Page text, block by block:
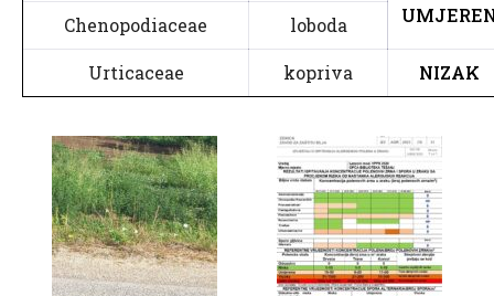
Chenopodiaceae loboda
Urticaceae kopriva NIZAK